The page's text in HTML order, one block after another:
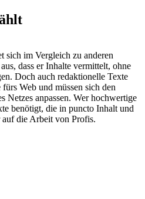
sich im Vergleich zu anderen
dass er Inhalte vermittelt, ohne
Doch auch redaktionelle Texte
Web und müssen sich den
Netzes anpassen. Wer hochwertige
benötigt, die in puncto Inhalt und
auf die Arbeit von Profis.